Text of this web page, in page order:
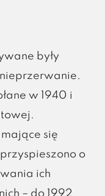
były
w 1940 i
się
o
ich
– do 1992